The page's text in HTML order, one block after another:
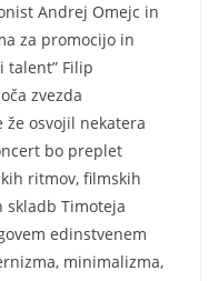
Andrej Omejc in
za promocijo in
talent” Filip
zvezda
osvojil nekatera
bo preplet
ritmov, filmskih
Timoteja
edinstvenem
minimalizma,